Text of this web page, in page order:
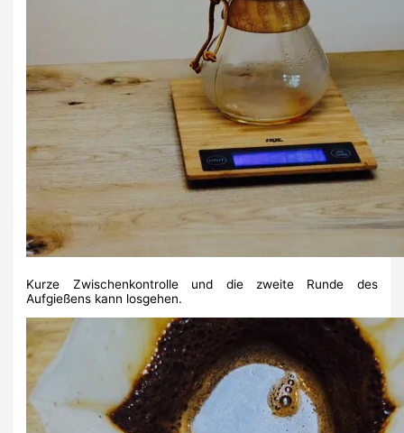
Kurze Zwischenkontrolle und die zweite Runde des
Aufgießens kann losgehen.